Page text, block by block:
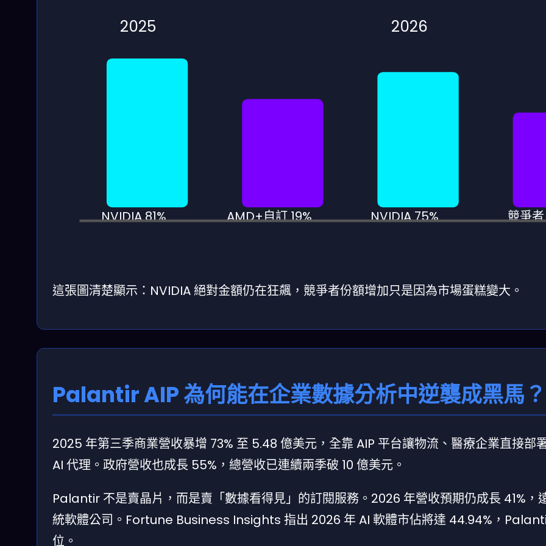
NVIDIA 81% AMD+自訂 19% NVIDIA 75% 競爭
2025 2026
這張圖清楚顯示：NVIDIA 絕對金額仍在狂飆，競爭者份額增加只是因為市場蛋糕變大。
Palantir AIP 為何能在企業數據分析中逆襲成黑馬？
2025 年第三季商業營收暴增 73% 至 5.48 億美元，全靠 AIP 平台讓物流、醫療企業直接部
AI 代理。政府營收也成長 55%，總營收已連續兩季破 10 億美元。
Palantir 不是賣晶片，而是賣「數據看得見」的訂閱服務。2026 年營收預期仍成長 41%，
統軟體公司。Fortune Business Insights 指出 2026 年 AI 軟體市佔將達 44.94%，
位。